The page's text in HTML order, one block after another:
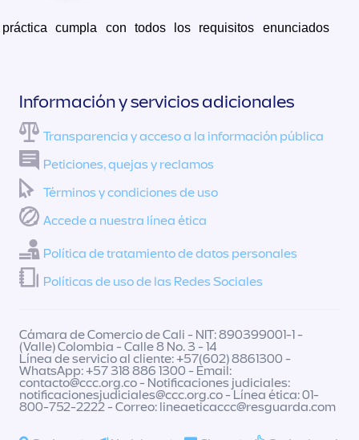
cumpla con todos los requisitos enunciados
Información y servicios adicionales
Transparencia y acceso a la información pública
Peticiones, quejas y reclamos
Términos y condiciones de uso
Accede a nuestra línea ética
Política de tratamiento de datos personales
Políticas de uso de las Redes Sociales
Cámara de Comercio de Cali - NIT: 890399001-1 -
(Valle) Colombia - Calle 8 No. 3 - 14
Línea de servicio al cliente: +57(602) 8861300 -
WhatsApp: +57 318 886 1300 - Email:
contacto@ccc.org.co- Notificaciones judiciales:
notificacionesjudiciales@ccc.org.co- Línea ética: 01-
800-752-2222 - Correo: lineaeticaccc@resguarda.com